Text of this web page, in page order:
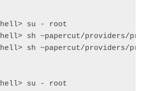
su - root
sh ~papercut/providers/
sh ~papercut/providers/
su - root